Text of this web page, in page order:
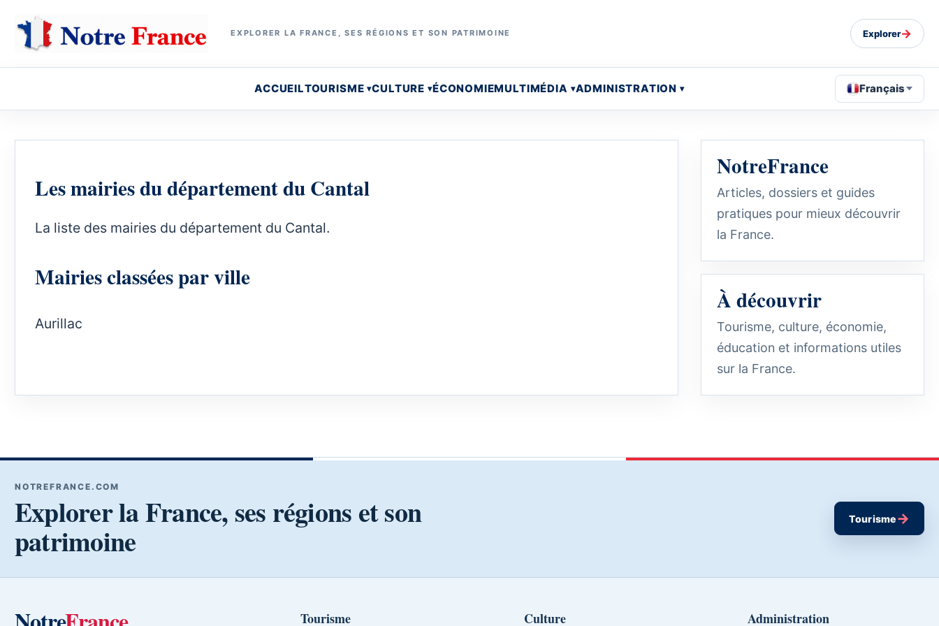
EXPLORER LA FRANCE, SES RÉGIONS ET SON PATRIMOINE Explorer→
ACCUEILTOURISME CULTURE ÉCONOMIEMULTIMÉDIA ADMINISTRATION Français
Les mairies du département du Cantal
La liste des mairies du département du Cantal.
Mairies classées par ville
Aurillac
NotreFrance
Articles, dossiers et guides
pratiques pour mieux découvrir
la France.
À découvrir
Tourisme, culture, économie,
éducation et informations utiles
sur la France.
NOTREFRANCE.COM
Explorer la France, ses régions et son
patrimoine
Tourisme→
Tourisme Culture Administration